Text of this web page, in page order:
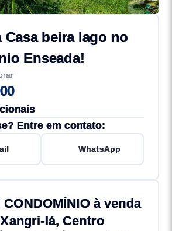
Casa beira lago no
Enseada!
Entre em contato:
WhatsApp
à venda
lá, Centro